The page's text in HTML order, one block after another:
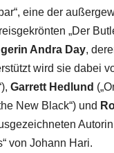
eine der
„Der
Andra Day,
wird sie dabei
Garrett Hedlund
New Black“) und
von Johann Hari.